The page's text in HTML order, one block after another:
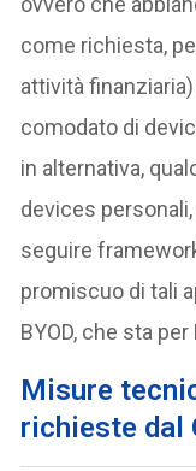
come richiesta,
attività
comodato di
in alternativa,
devices
seguire
promiscuo di tali
BYOD, che sta
Misure
richieste dal